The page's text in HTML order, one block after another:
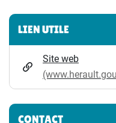
Informations
LIEN UTILE
Site web
CONTACT